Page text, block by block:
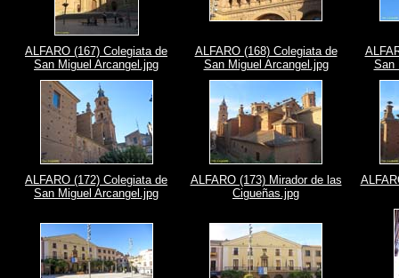
ALFARO (167) Colegiata de
San Miguel Arcangel.jpg
ALFARO (168) Colegiata de
San Miguel Arcangel.jpg
San
ALFARO (172) Colegiata de
San Miguel Arcangel.jpg
ALFARO (173) Mirador de las
Cigueñas.jpg